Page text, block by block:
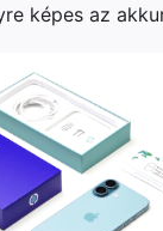
képes az